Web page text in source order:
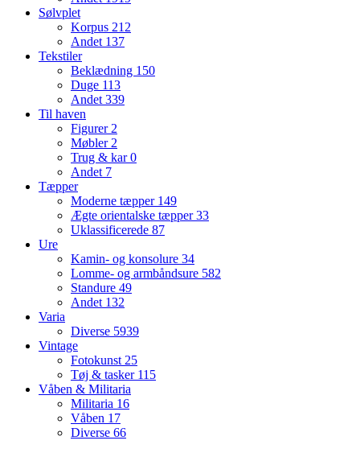
Sølvplet
Korpus 212
Andet 137
Tekstiler
Beklædning 150
Duge 113
Andet339
Til haven
Figurer2
Møbler2
Trug & kar0
Andet 7
Tæpper
Moderne tæpper 149
Ægte orientalske tæpper33
Uklassificerede 87
Ure
Kamin- og konsolure 34
Lomme- og armbåndsure 582
Standure 49
Andet 132
Varia
Diverse 5939
Vintage
Fotokunst25
Tøj & tasker 115
Våben & Militaria
Militaria 16
Våben 17
Diverse 66